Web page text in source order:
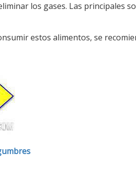
los gases. Las principales
estos alimentos, se